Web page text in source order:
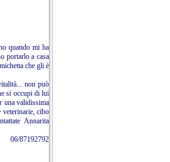
quando mi ha
portarlo a casa
che gli è
non può
si occupi di lui
una validissima
veterinarie, cibo
Annarita
87192792